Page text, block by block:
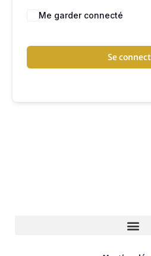
Me garder connecté
Se